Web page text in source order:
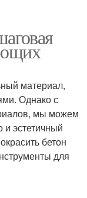
материал,
Однако с
мы можем
и эстетичный
бетон
для